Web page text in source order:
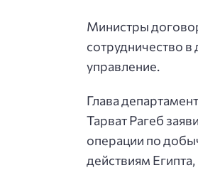
Министры
сотрудничество в
управление.
Глава
Тарват Рагеб
операции по
действиям